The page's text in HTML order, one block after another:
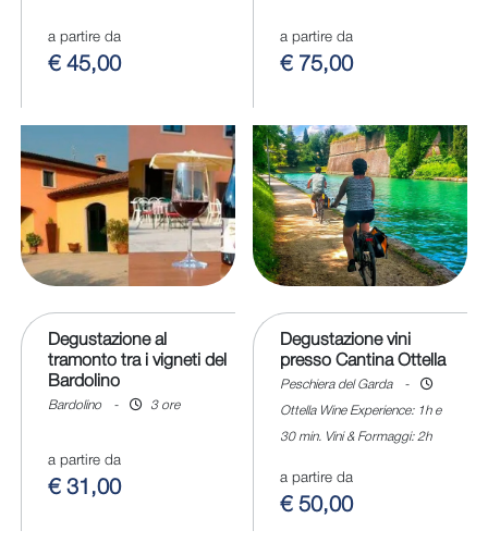
a partire da
€ 45,00
a partire da
€ 75,00
Degustazione al
tramonto tra i vigneti del
Bardolino
Bardolino - 3 ore
a partire da
€ 31,00
Degustazione vini
presso Cantina Ottella
Peschiera del Garda -
Ottella Wine Experience: 1h e
30 min. Vini & Formaggi: 2h
a partire da
€ 50,00